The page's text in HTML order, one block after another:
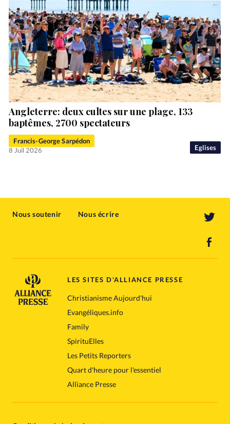
Eglises
Angleterre: deux cultes sur une plage, 133
baptêmes, 2700 spectateurs
Francis-George Sarpédon
8 Juil 2026
Nous soutenir Nous écrire
LES SITES D'ALLIANCE PRESSE
Christianisme Aujourd'hui
Evangéliques.info
Family
SpirituElles
Les Petits Reporters
Quart d'heure pour l'essentiel
Alliance Presse